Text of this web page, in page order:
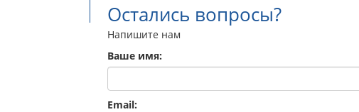
Остались вопросы?
Напишите нам
Ваше имя:
Email: